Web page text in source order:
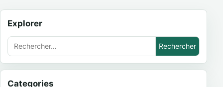
Explorer
Rechercher :
Categories